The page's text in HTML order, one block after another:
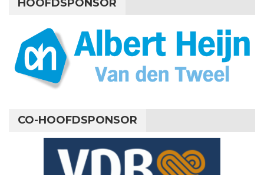
HOOFDSPONSOR
CO-HOOFDSPONSOR